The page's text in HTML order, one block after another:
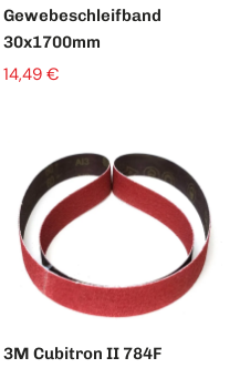
Gewebeschleifband
30x1700mm
14,49 €
3M Cubitron II 784F